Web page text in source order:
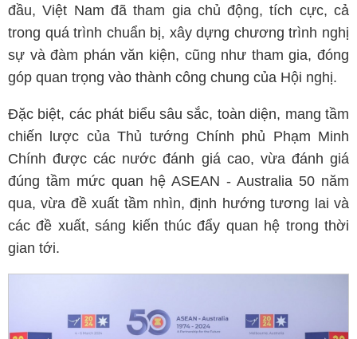
đầu, Việt Nam đã tham gia chủ động, tích cực, cả
trong quá trình chuẩn bị, xây dựng chương trình nghị
sự và đàm phán văn kiện, cũng như tham gia, đóng
góp quan trọng vào thành công chung của Hội nghị.
Đặc biệt, các phát biểu sâu sắc, toàn diện, mang tầm
chiến lược của Thủ tướng Chính phủ Phạm Minh
Chính được các nước đánh giá cao, vừa đánh giá
đúng tầm mức quan hệ ASEAN - Australia 50 năm
qua, vừa đề xuất tầm nhìn, định hướng tương lai và
các đề xuất, sáng kiến thúc đẩy quan hệ trong thời
gian tới.